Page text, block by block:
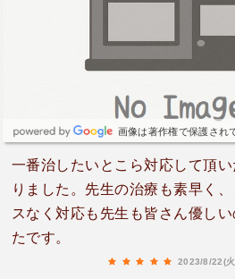
画像は著作権で保護され
一番治したいとこら対応して頂
りました。先生の治療も素早く
スなく対応も先生も皆さん優し
たです。
2023/8/22(